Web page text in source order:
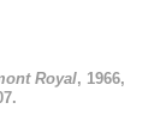
Royal, 1966,